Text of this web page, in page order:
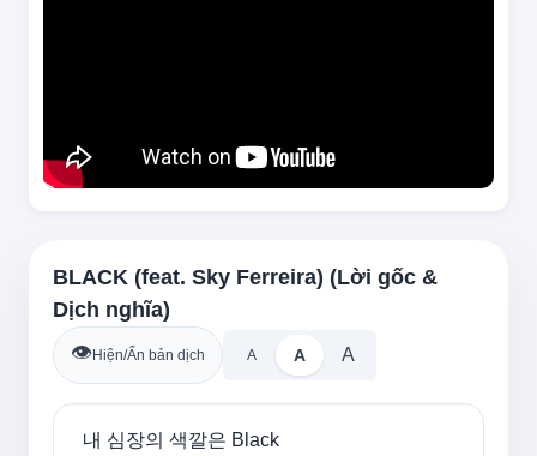
BLACK (feat. Sky Ferreira) (Lời gốc &
Dịch nghĩa)
👁️Hiện/Ẩn bản dịch A A A
내 심장의 색깔은 Black